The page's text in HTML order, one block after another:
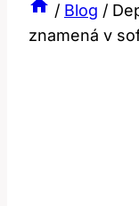
/ Blog /
znamená v